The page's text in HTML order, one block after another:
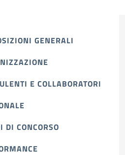
GENERALI
E COLLABORATORI
DI CONCORSO